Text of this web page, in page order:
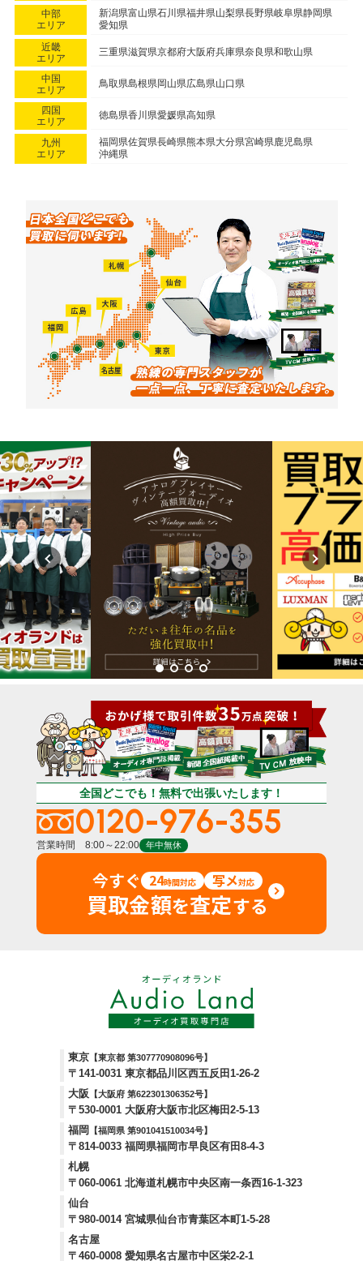
中部
エリア
新潟県富山県石川県福井県山梨県長野県岐阜県静岡県
愛知県
近畿
エリア
三重県滋賀県京都府大阪府兵庫県奈良県和歌山県
中国
エリア
鳥取県島根県岡山県広島県山口県
四国
エリア
徳島県香川県愛媛県高知県
九州
エリア
福岡県佐賀県長崎県熊本県大分県宮崎県鹿児島県
沖縄県
全国どこでも！無料で出張いたします！
0120-976-355
営業時間 8:00～22:00 年中無休
今すぐ 24時間対応 写メ対応
買取金額を査定する
東京 【東京都 第307770908096号】
〒141-0031 東京都品川区西五反田1-26-2
大阪
【大阪府 第622301306352号】
〒530-0001 大阪府大阪市北区梅田2-5-13
福岡
【福岡県 第901041510034号】
〒814-0033 福岡県福岡市早良区有田8-4-3
札幌
〒060-0061 北海道札幌市中央区南一条西16-1-323
仙台
〒980-0014 宮城県仙台市青葉区本町1-5-28
名古屋
〒460-0008 愛知県名古屋市中区栄2-2-1